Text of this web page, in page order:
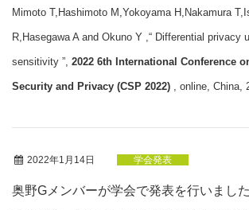
Mimoto T,Hashimoto M,Yokoyama H,Nakamura
R,Hasegawa A and Okuno Y ,“ Differential privacy
sensitivity ”, 2022 6th International Conference
Security and Privacy (CSP 2022) , online, China,
2022年1月14日 学会発表
奥野Gメンバーが学会で発表を行いました